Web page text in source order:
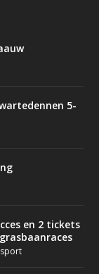
5-
en 2 tickets